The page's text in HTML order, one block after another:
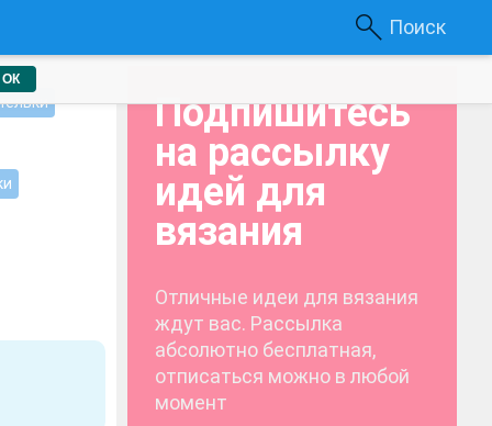
Поиск
Подпишитесь
на рассылку
идей для
вязания
Отличные идеи для вязания
ждут вас. Рассылка
абсолютно бесплатная,
отписаться можно в любой
момент
ОК